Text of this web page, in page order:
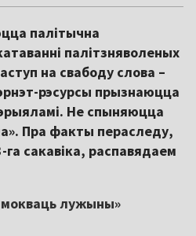
палітычна
палітзняволеных
на свабоду слова –
рэсурсы прызнаюцца
Не спыняюцца
Пра факты пераследу,
га сакавіка, распавядаем
лужыны»